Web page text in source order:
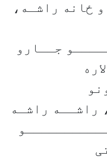
ځانه راشـه،
جــارو
راشــه راشـه